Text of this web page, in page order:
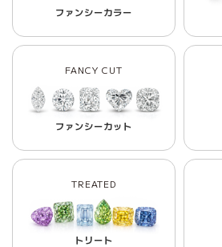
ファンシーカラー
FANCY CUT
ファンシーカット
TREATED
トリート